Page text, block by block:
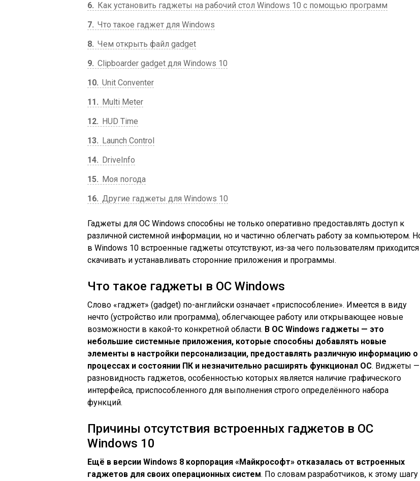
6
Как установить гаджеты на рабочий стол Windows 10 с помощью программ
7 Что такое гаджет для Windows
8 Чем открыть файл gadget
9 Clipboarder gadget для Windows 10
10 Unit Conventer
11
Multi Meter
12
HUD Time
13
Launch Control
14
DriveInfo
15
Моя погода
16 Другие гаджеты для Windows 10
Гаджеты для ОС Windows способны не только оперативно предоставлять доступ к
различной системной информации, но и частично облегчать работу за компьютером.
в Windows 10 встроенные гаджеты отсутствуют, из-за чего пользователям приходится
скачивать и устанавливать сторонние приложения и программы.
Что такое гаджеты в ОС Windows
Слово «гаджет» (gadget) по-английски означает «приспособление». Имеется в виду
нечто (устройство или программа), облегчающее работу или открывающее новые
возможности в какой-то конкретной области. В ОС Windows гаджеты — это
небольшие системные приложения, которые способны добавлять новые
элементы в настройки персонализации, предоставлять различную информацию о
процессах и состоянии ПК и незначительно расширять функционал ОС. Виджеты —
разновидность гаджетов, особенностью которых является наличие графического
интерфейса, приспособленного для выполнения строго определённого набора
функций.
Причины отсутствия встроенных гаджетов в ОС
Windows 10
Ещё в версии Windows 8 корпорация «Майкрософт» отказалась от встроенных
гаджетов для своих операционных систем. По словам разработчиков, к этому шагу